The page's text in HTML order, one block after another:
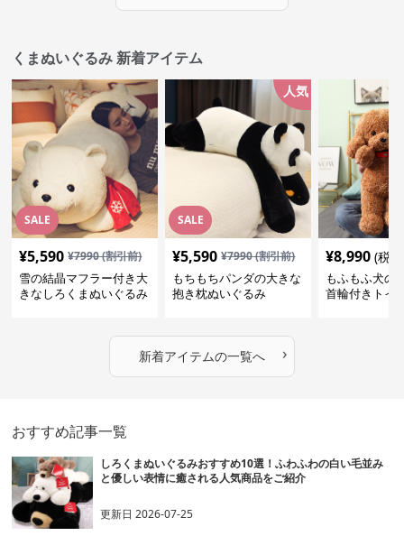
くまぬいぐるみ 新着アイテム
SALE
¥5,590 ¥7990(割引前)
雪の結晶マフラー付き大
きなしろくまぬいぐるみ
SALE
人気
¥5,590 ¥7990(割引前)
もちもちパンダの大きな
抱き枕ぬいぐるみ
¥8,990 (税
もふもふ犬の
首輪付きトイ
新着アイテムの一覧へ ›
おすすめ記事一覧
しろくまぬいぐるみおすすめ10選！ふわふわの白い毛並み
と優しい表情に癒される人気商品をご紹介
更新日2026-07-25